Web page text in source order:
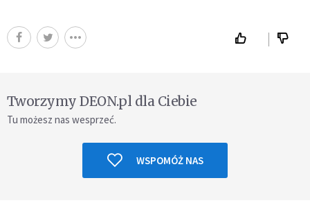
Tworzymy DEON.pl dla Ciebie
Tu możesz nas wesprzeć.
WSPOMÓŻ NAS